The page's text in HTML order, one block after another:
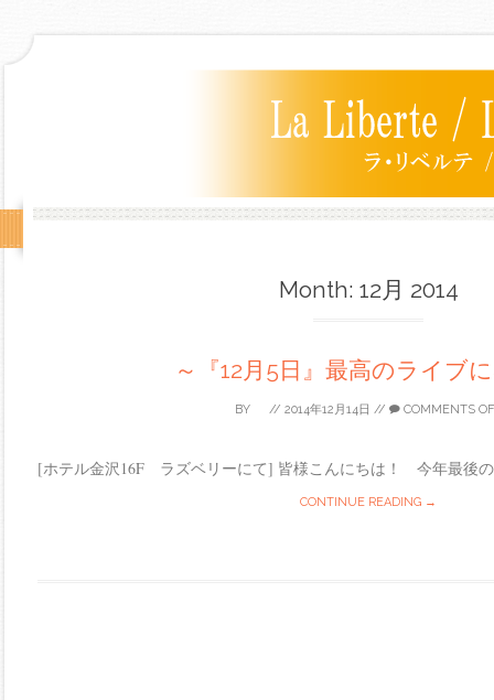
Month: 12月 2014
～『12月5日』最高のライブ
BY // 2014年12月14日 // COMMENTS
[ホテル金沢16F ラズベリーにて] 皆様こんにちは！ 今年最後
CONTINUE READING →